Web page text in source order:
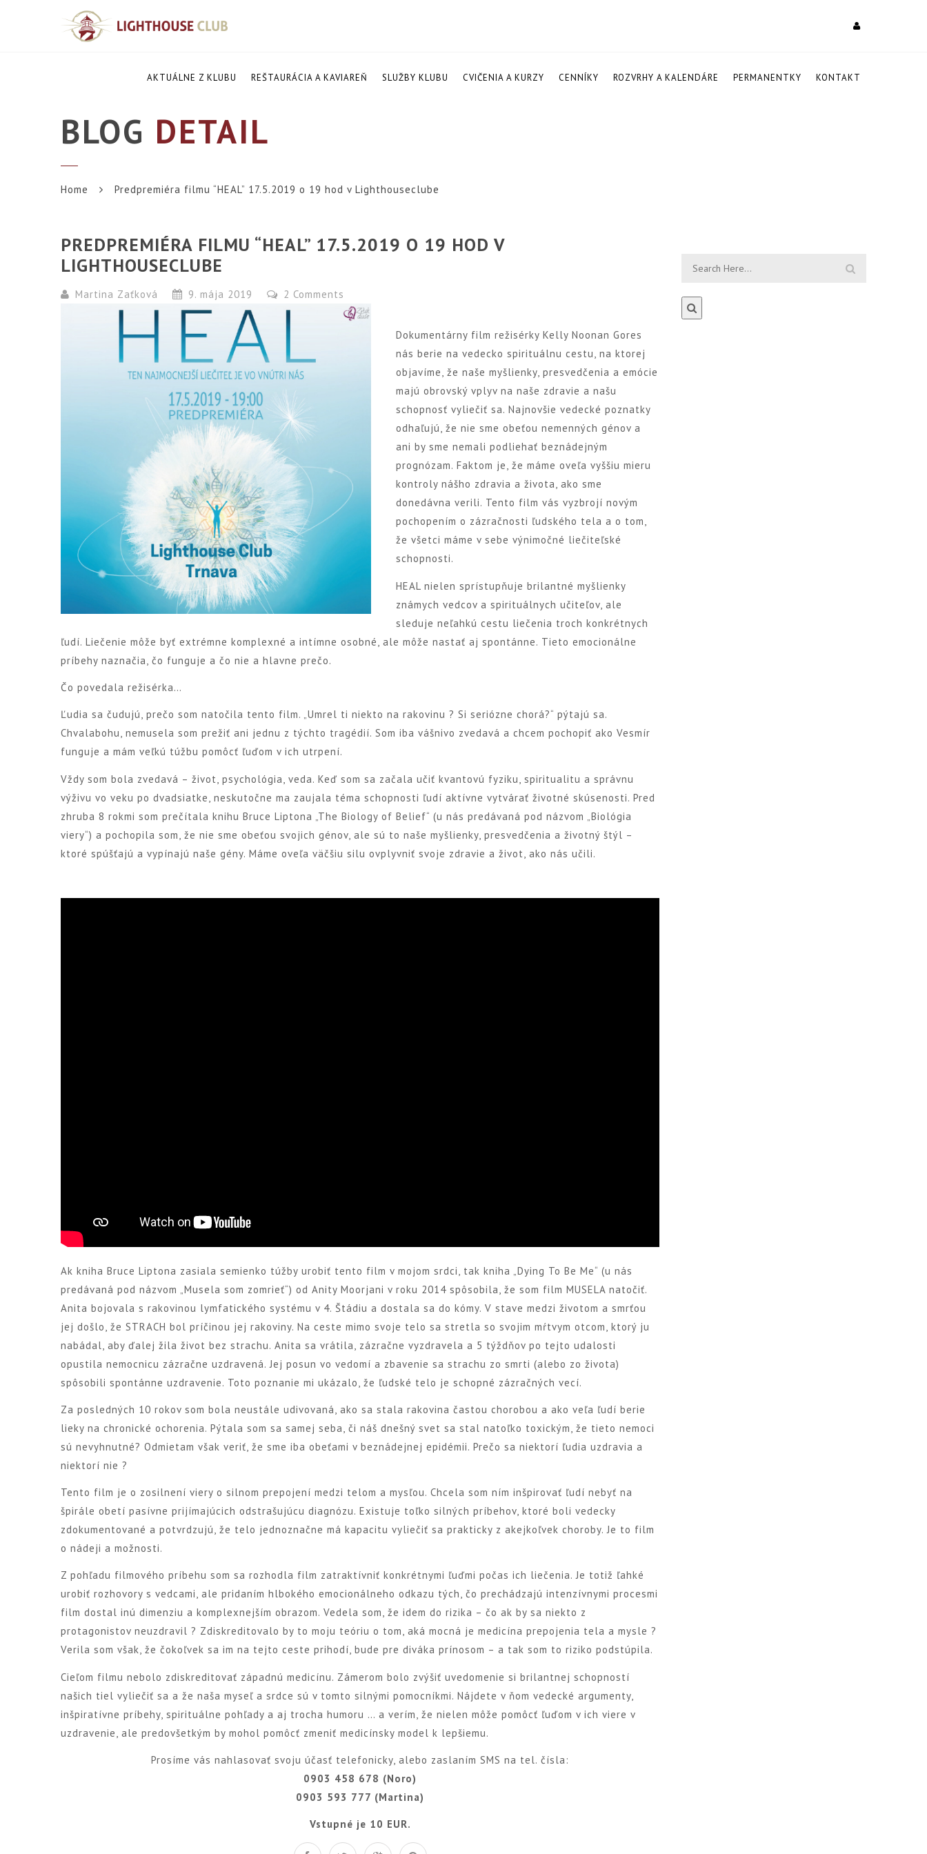
AKTUÁLNE Z KLUBU REŠTAURÁCIA A KAVIAREŇ SLUŽBY KLUBU CVIČENIA A KURZY CENNÍKY ROZVRHY A KALENDÁRE PERMANENTKY KONTAKT
BLOG DETAIL
Home Predpremiéra filmu “HEAL” 17.5.2019 o 19 hod v Lighthouseclube
PREDPREMIÉRA FILMU “HEAL” 17.5.2019 O 19 HOD V
LIGHTHOUSECLUBE
Martina Zaťková 9. mája 2019 2 Comments
Dokumentárny film režisérky Kelly Noonan Gores
nás berie na vedecko spirituálnu cestu, na ktorej
objavíme, že naše myšlienky, presvedčenia a emócie
majú obrovský vplyv na naše zdravie a našu
schopnosť vyliečiť sa. Najnovšie vedecké poznatky
odhaľujú, že nie sme obeťou nemenných génov a
ani by sme nemali podliehať beznádejným
prognózam. Faktom je, že máme oveľa vyššiu mieru
kontroly nášho zdravia a života, ako sme
donedávna verili. Tento film vás vyzbrojí novým
pochopením o zázračnosti ľudského tela a o tom,
že všetci máme v sebe výnimočné liečiteľské
schopnosti.
HEAL nielen sprístupňuje brilantné myšlienky
známych vedcov a spirituálnych učiteľov, ale
sleduje neľahkú cestu liečenia troch konkrétnych
ľudí. Liečenie môže byť extrémne komplexné a intímne osobné, ale môže nastať aj spontánne. Tieto emocionálne
príbehy naznačia, čo funguje a čo nie a hlavne prečo.
Čo povedala režisérka…
Ľudia sa čudujú, prečo som natočila tento film. „Umrel ti niekto na rakovinu ? Si seriózne chorá?“ pýtajú sa.
Chvalabohu, nemusela som prežiť ani jednu z týchto tragédií. Som iba vášnivo zvedavá a chcem pochopiť ako Vesmír
funguje a mám veľkú túžbu pomôcť ľuďom v ich utrpení.
Vždy som bola zvedavá – život, psychológia, veda. Keď som sa začala učiť kvantovú fyziku, spiritualitu a správnu
výživu vo veku po dvadsiatke, neskutočne ma zaujala téma schopnosti ľudí aktívne vytvárať životné skúsenosti. Pred
zhruba 8 rokmi som prečítala knihu Bruce Liptona „The Biology of Belief“ (u nás predávaná pod názvom „Biológia
viery“) a pochopila som, že nie sme obeťou svojich génov, ale sú to naše myšlienky, presvedčenia a životný štýl –
ktoré spúšťajú a vypínajú naše gény. Máme oveľa väčšiu silu ovplyvniť svoje zdravie a život, ako nás učili.
Ak kniha Bruce Liptona zasiala semienko túžby urobiť tento film v mojom srdci, tak kniha „Dying To Be Me“ (u nás
predávaná pod názvom „Musela som zomrieť“) od Anity Moorjani v roku 2014 spôsobila, že som film MUSELA natočiť.
Anita bojovala s rakovinou lymfatického systému v 4. Štádiu a dostala sa do kómy. V stave medzi životom a smrťou
jej došlo, že STRACH bol príčinou jej rakoviny. Na ceste mimo svoje telo sa stretla so svojim mŕtvym otcom, ktorý ju
nabádal, aby ďalej žila život bez strachu. Anita sa vrátila, zázračne vyzdravela a 5 týždňov po tejto udalosti
opustila nemocnicu zázračne uzdravená. Jej posun vo vedomí a zbavenie sa strachu zo smrti (alebo zo života)
spôsobili spontánne uzdravenie. Toto poznanie mi ukázalo, že ľudské telo je schopné zázračných vecí.
Za posledných 10 rokov som bola neustále udivovaná, ako sa stala rakovina častou chorobou a ako veľa ľudí berie
lieky na chronické ochorenia. Pýtala som sa samej seba, či náš dnešný svet sa stal natoľko toxickým, že tieto nemoci
sú nevyhnutné? Odmietam však veriť, že sme iba obeťami v beznádejnej epidémii. Prečo sa niektorí ľudia uzdravia a
niektorí nie ?
Tento film je o zosilnení viery o silnom prepojení medzi telom a mysľou. Chcela som ním inšpirovať ľudí nebyť na
špirále obetí pasívne prijímajúcich odstrašujúcu diagnózu. Existuje toľko silných príbehov, ktoré boli vedecky
zdokumentované a potvrdzujú, že telo jednoznačne má kapacitu vyliečiť sa prakticky z akejkoľvek choroby. Je to film
o nádeji a možnosti.
Z pohľadu filmového príbehu som sa rozhodla film zatraktívniť konkrétnymi ľuďmi počas ich liečenia. Je totiž ľahké
urobiť rozhovory s vedcami, ale pridaním hlbokého emocionálneho odkazu tých, čo prechádzajú intenzívnymi procesmi
film dostal inú dimenziu a komplexnejším obrazom. Vedela som, že idem do rizika – čo ak by sa niekto z
protagonistov neuzdravil ? Zdiskreditovalo by to moju teóriu o tom, aká mocná je medicína prepojenia tela a mysle ?
Verila som však, že čokoľvek sa im na tejto ceste prihodí, bude pre diváka prínosom – a tak som to riziko podstúpila.
Cieľom filmu nebolo zdiskreditovať západnú medicínu. Zámerom bolo zvýšiť uvedomenie si brilantnej schopností
našich tiel vyliečiť sa a že naša myseľ a srdce sú v tomto silnými pomocníkmi. Nájdete v ňom vedecké argumenty,
inšpiratívne príbehy, spirituálne pohľady a aj trocha humoru … a verím, že nielen môže pomôcť ľuďom v ich viere v
uzdravenie, ale predovšetkým by mohol pomôcť zmeniť medicínsky model k lepšiemu.
Prosíme vás nahlasovať svoju účasť telefonicky, alebo zaslaním SMS na tel. čísla:
0903 458 678 (Noro)
0903 593 777 (Martina)
Vstupné je 10 EUR.